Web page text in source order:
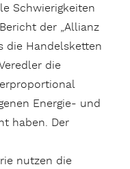
Schwierigkeiten
der „Allianz
die Handelsketten
die
Energie- und
haben. Der
nutzen die